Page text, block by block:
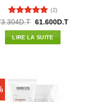
Note5 sur
5
(2)
D.T Le
initial
était :
61.600D.TLe
LIRE LA SUITE